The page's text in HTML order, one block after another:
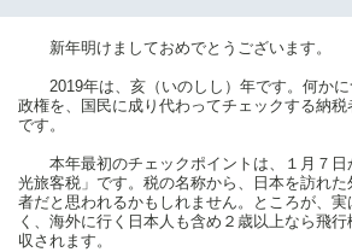
新年明けましておめでとうございます。
2019年は、亥（いのしし）年です。何かに
政権を、国民に成り代わってチェックする納
です。
本年最初のチェックポイントは、１月７日
光旅客税」です。税の名称から、日本を訪れ
者だと思われるかもしれません。ところが、
く、海外に行く日本人も含め２歳以上なら飛
収されます。